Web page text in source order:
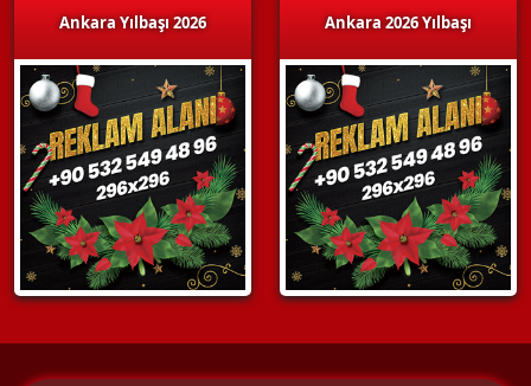
Ankara Yılbaşı 2026 Ankara 2026 Yılbaşı